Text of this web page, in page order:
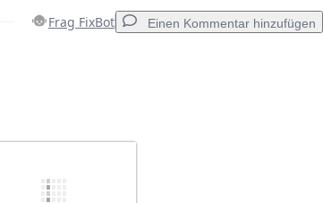
Frag FixBot Einen Kommentar hinzufügen